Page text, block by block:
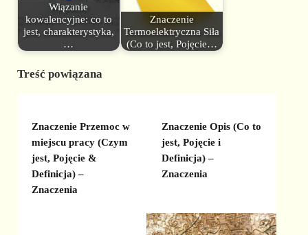
Wiązanie
kowalencyjne: co to
jest, charakterystyka,
…
Znaczenie
Termoelektryczna Siła
(Co to jest, Pojęcie…
Treść powiązana
Znaczenie Przemoc w
miejscu pracy (Czym
jest, Pojęcie &
Definicja) –
Znaczenia
Znaczenie Opis (Co to
jest, Pojęcie i
Definicja) –
Znaczenia